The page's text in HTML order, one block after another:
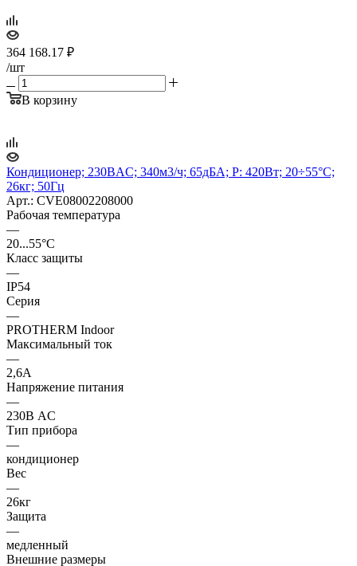
364 168.17 ₽
/шт
В корзину
Кондиционер; 230ВAC; 340м3/ч; 65дБА; P: 420Вт; 20÷55°C;
26кг; 50Гц
Арт.: CVE08002208000
Рабочая температура
—
20...55°C
Класс защиты
—
IP54
Серия
—
PROTHERM Indoor
Максимальный ток
—
2,6А
Напряжение питания
—
230В AC
Тип прибора
—
кондиционер
Вес
—
26кг
Защита
—
медленный
Внешние размеры